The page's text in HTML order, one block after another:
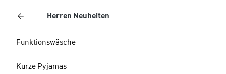
Herren Neuheiten
Funktionswäsche
Kurze Pyjamas